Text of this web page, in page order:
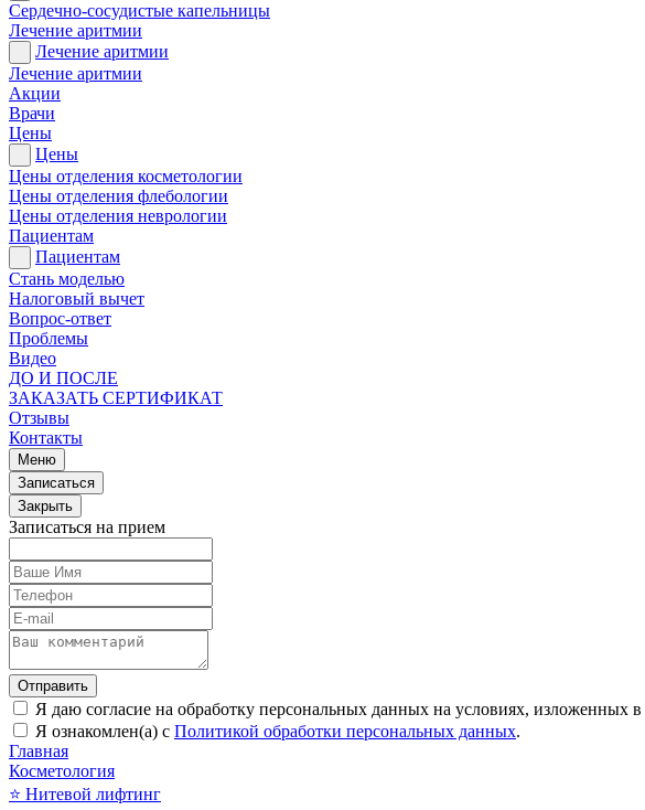
Сердечно-сосудистые капельницы
Лечение аритмии
Лечение аритмии
Лечение аритмии
Акции
Врачи
Цены
Цены
Цены отделения косметологии
Цены отделения флебологии
Цены отделения неврологии
Пациентам
Пациентам
Стань моделью
Налоговый вычет
Вопрос-ответ
Проблемы
Видео
ДО И ПОСЛЕ
ЗАКАЗАТЬ СЕРТИФИКАТ
Отзывы
Контакты
Меню
Записаться
Закрыть
Записаться на прием
Отправить
Я даю согласие на обработку персональных данных на условиях, изложенных в
Я ознакомлен(а) с Политикой обработки персональных данных.
Главная
Косметология
⭐ Нитевой лифтинг